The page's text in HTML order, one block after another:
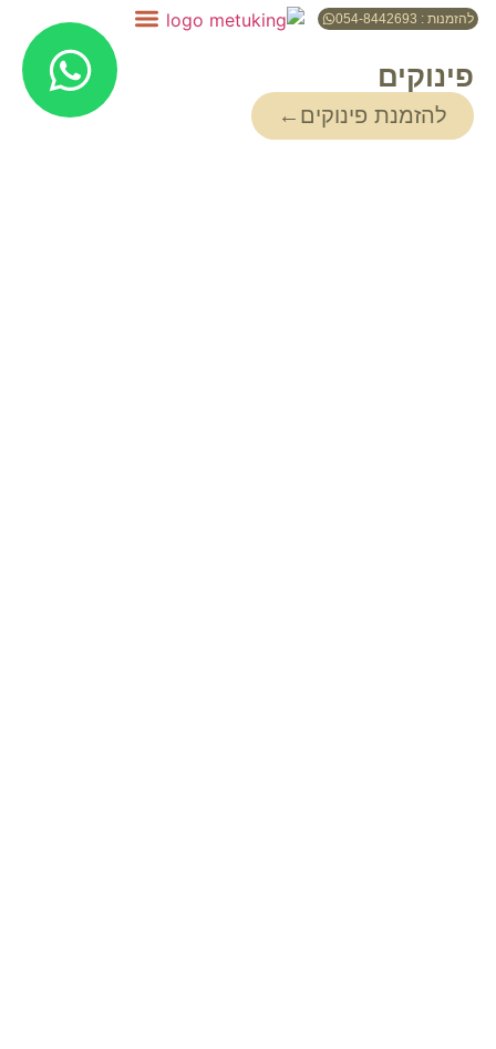
להזמנות : 054-8442693
פינוקים
להזמנת פינוקים←